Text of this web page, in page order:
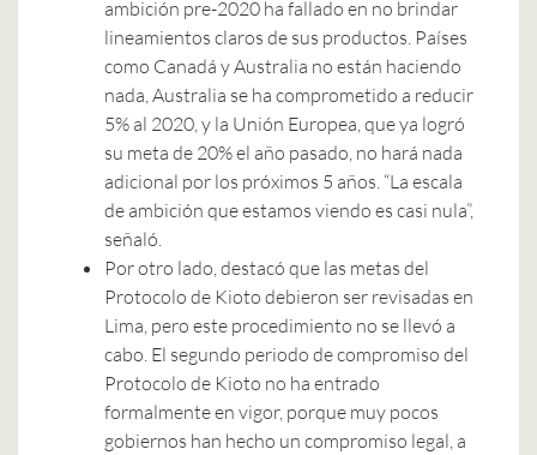
ambición pre-2020 ha fallado en no brindar
lineamientos claros de sus productos. Países
como Canadá y Australia no están haciendo
nada, Australia se ha comprometido a reducir
5% al 2020, y la Unión Europea, que ya logró
su meta de 20% el año pasado, no hará nada
adicional por los próximos 5 años. “La escala
de ambición que estamos viendo es casi nula”,
señaló.
Por otro lado, destacó que las metas del
Protocolo de Kioto debieron ser revisadas en
Lima, pero este procedimiento no se llevó a
cabo. El segundo periodo de compromiso del
Protocolo de Kioto no ha entrado
formalmente en vigor, porque muy pocos
gobiernos han hecho un compromiso legal, a